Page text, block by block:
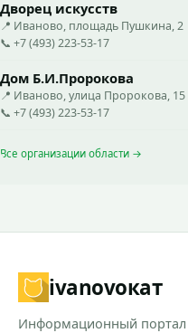
Дворец искусств
📍 Иваново, площадь Пушкина, 2
📞 +7 (493) 223-53-17
Дом Б.И.Пророкова
📍 Иваново, улица Пророкова, 15
📞 +7 (493) 223-53-17
Все организации области →
ivanovoкат
Информационный портал